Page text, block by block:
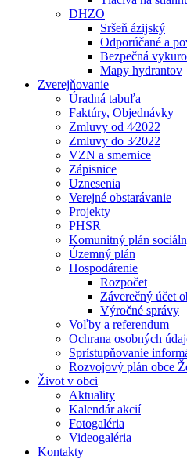
DHZO
Sršeň ázijský
Odporúčané a
Bezpečná
Mapy hydrantov
Zverejňovanie
Úradná tabuľa
Faktúry, Objednávky
Zmluvy od 4⁄2022
Zmluvy do 3⁄2022
VZN a smernice
Zápisnice
Uznesenia
Verejné obstarávanie
Projekty
PHSR
Komunitný plán
Územný plán
Hospodárenie
Rozpočet
Záverečný účet
Výročné správy
Voľby a referendum
Ochrana osobných
Sprístupňovanie
Rozvojový plán obce
Život v obci
Aktuality
Kalendár akcií
Fotogaléria
Videogaléria
Kontakty